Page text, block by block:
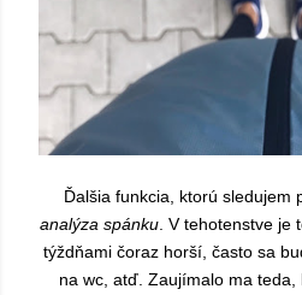
Ďalšia funkcia, ktorú sledujem
analýza spánku . V tehotenstve
týždňami čoraz horší, často sa
na wc, atď. Zaujímalo ma